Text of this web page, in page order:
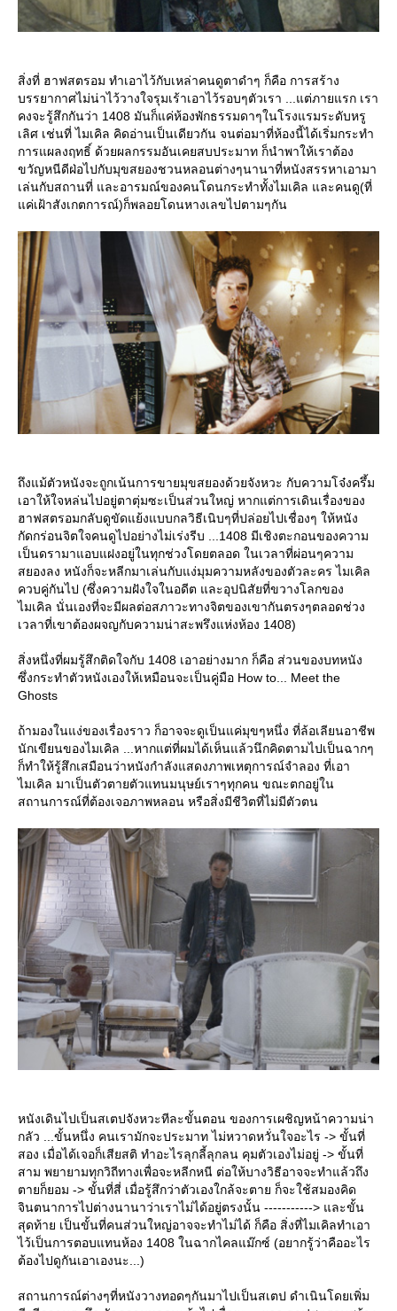
สิ่งที่ ฮาฟสตรอม ทำเอาไว้กับเหล่าคนดูตาดำๆ ก็คือ การสร้าง
บรรยากาศไม่น่าไว้วางใจรุมเร้าเอาไว้รอบๆตัวเรา ...แต่ภายแรก เรา
คงจะรู้สึกกันว่า 1408 มันก็แค่ห้องพักธรรมดาๆในโรงแรมระดับหรู
เลิศ เช่นที่ ไมเคิล คิดอ่านเป็นเดียวกัน จนต่อมาที่ห้องนี้ได้เริ่มกระทำ
การแผลงฤทธิ์ ด้วยผลกรรมอันเคยสบประมาท ก็นำพาให้เราต้อง
ขวัญหนีดีฝ่อไปกับมุขสยองชวนหลอนต่างๆนานาที่หนังสรรหาเอามา
เล่นกับสถานที่ และอารมณ์ของคนโดนกระทำทั้งไมเคิล และคนดู(ที่
ค่เฝ้าสังเกตการณ์)ก็พลอยโดนหางเลขไปตามๆกัน
ถึงแม้ตัวหนังจะถูกเน้นการขายมุขสยองด้วยจังหวะ กับความโจ๋งครึ้ม
เอาให้ใจหล่นไปอยู่ตาตุ่มซะเป็นส่วนใหญ่ หากแต่การเดินเรื่องของ
ฮาฟสตรอมกลับดูขัดแย้งแบบกลวิธีเนิบๆที่ปล่อยไปเชื่องๆ ให้หนัง
กัดกร่อนจิตใจคนดูไปอย่างไม่เร่งรีบ ...1408 มีเชิงตะกอนของความ
เป็นดรามาแอบแฝงอยู่ในทุกช่วงโดยตลอด ในเวลาที่ผ่อนๆความ
สยองลง หนังก็จะหลีกมาเล่นกับแง่มุมความหลังของตัวละคร ไมเคิล
ควบคู่กันไป (ซึ่งความฝังใจในอดีต และอุปนิสัยที่ขวางโลกของ
ไมเคิล นั่นเองที่จะมีผลต่อสภาวะทางจิตของเขากันตรงๆตลอดช่วง
เวลาที่เขาต้องผจญกับความน่าสะพรึงแห่งห้อง 1408)
สิ่งหนึ่งที่ผมรู้สึกติดใจกับ 1408 เอาอย่างมาก ก็คือ ส่วนของบทหนัง
ซึ่งกระทำตัวหนังเองให้เหมือนจะเป็นคู่มือ How to... Meet the
Ghosts
ถ้ามองในแง่ของเรื่องราว ก็อาจจะดูเป็นแค่มุขๆหนึ่ง ที่ล้อเลียนอาชีพ
นักเขียนของไมเคิล ...หากแต่ที่ผมได้เห็นแล้วนึกคิดตามไปเป็นฉากๆ
ก็ทำให้รู้สึกเสมือนว่าหนังกำลังแสดงภาพเหตุการณ์จำลอง ที่เอา
ไมเคิล มาเป็นตัวตายตัวแทนมนุษย์เราๆทุกคน ขณะตกอยู่ใน
สถานการณ์ที่ต้องเจอภาพหลอน หรือสิ่งมีชีวิตที่ไม่มีตัวตน
หนังเดินไปเป็นสเตปจังหวะทีละขั้นตอน ของการเผชิญหน้าความน่า
กลัว ...ขั้นหนึ่ง คนเรามักจะประมาท ไม่หวาดหวั่นใจอะไร -> ขั้นที่
สอง เมื่อได้เจอก็เสียสติ ทำอะไรลุกลี้ลุกลน คุมตัวเองไม่อยู่ -> ขั้นที่
สาม พยายามทุกวิถีทางเพื่อจะหลีกหนี ต่อให้บางวิธีอาจจะทำแล้วถึง
ตายก็ยอม -> ขั้นที่สี่ เมื่อรู้สึกว่าตัวเองใกล้จะตาย ก็จะใช้สมองคิด
จินตนาการไปต่างนานาว่าเราไม่ได้อยู่ตรงนั้น -----------> และขั้น
สุดท้าย เป็นขั้นที่คนส่วนใหญ่อาจจะทำไม่ได้ ก็คือ สิ่งที่ไมเคิลทำเอา
ไว้เป็นการตอบแทนห้อง 1408 ในฉากไคลแม๊กซ์ (อยากรู้ว่าคืออะไร
ต้องไปดูกันเอาเองนะ...)
สถานการณ์ต่างๆที่หนังวางทอดๆกันมาไปเป็นสเตป ดำเนินโดยเพิ่ม